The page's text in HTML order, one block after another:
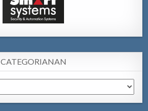
CATEGORIANAN